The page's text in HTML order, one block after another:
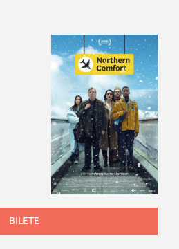
BILETE